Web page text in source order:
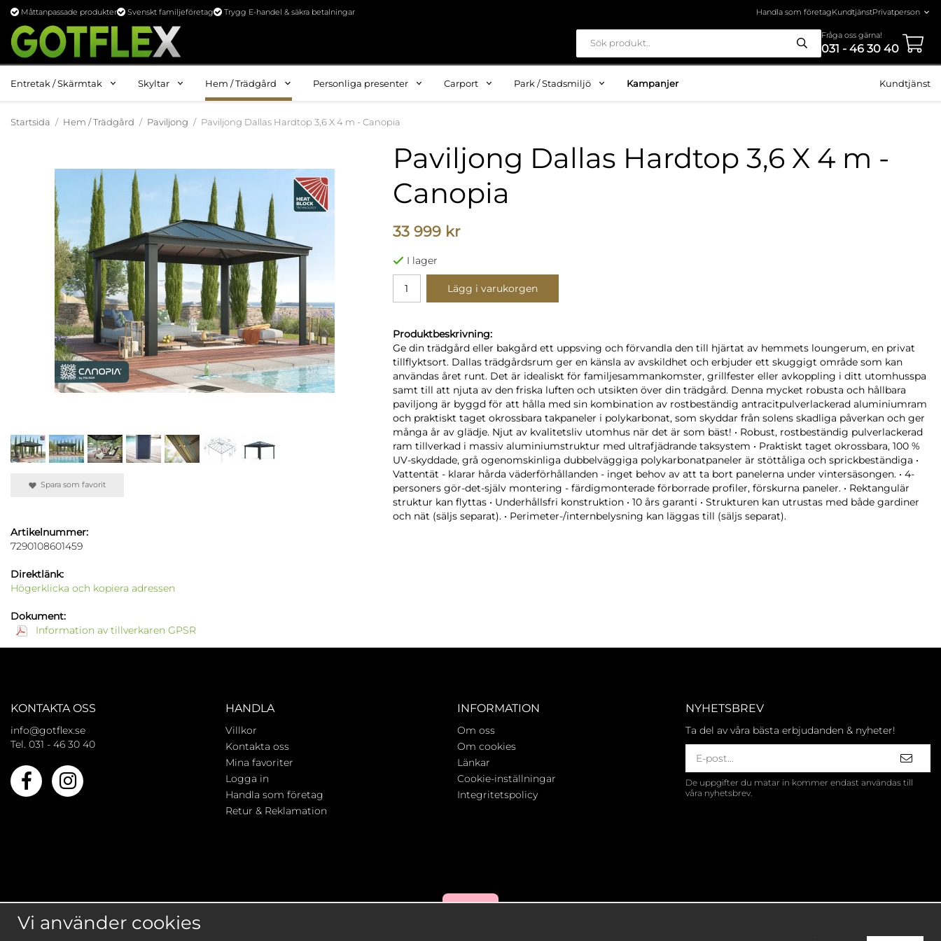
Måttanpassade produkter Svenskt familjeföretag Trygg E-handel & säkra betalningar Handla som företagKundtjänst
Fråga oss gärna!
031 - 46 30 40
Entretak / Skärmtak Skyltar Hem / Trädgård Personliga presenter Carport Park / Stadsmiljö Kampanjer Kundtjänst
Startsida / Hem / Trädgård / Paviljong / Paviljong Dallas Hardtop 3,6 X 4 m - Canopia
Paviljong Dallas Hardtop 3,6 X 4 m -
Canopia
33 999 kr
I lager
Lägg i varukorgen
Produktbeskrivning:
Ge din trädgård eller bakgård ett uppsving och förvandla den till hjärtat av hemmets loungerum, en privat
tillflyktsort. Dallas trädgårdsrum ger en känsla av avskildhet och erbjuder ett skuggigt område som kan
användas året runt. Det är idealiskt för familjesammankomster, grillfester eller avkoppling i ditt utomhusspa
samt till att njuta av den friska luften och utsikten över din trädgård. Denna mycket robusta och hållbara
paviljong är byggd för att hålla med sin kombination av rostbeständig antracitpulverlackerad aluminiumram
och praktiskt taget okrossbara takpaneler i polykarbonat, som skyddar från solens skadliga påverkan och ger
många år av glädje. Njut av kvalitetsliv utomhus när det är som bäst! • Robust, rostbeständig pulverlackerad
ram tillverkad i massiv aluminiumstruktur med ultrafjädrande taksystem • Praktiskt taget okrossbara, 100 %
UV-skyddade, grå ogenomskinliga dubbelväggiga polykarbonatpaneler är stöttåliga och sprickbeständiga •
Vattentät - klarar hårda väderförhållanden - inget behov av att ta bort panelerna under vintersäsongen. • 4-
personers gör-det-själv montering - färdigmonterade förborrade profiler, förskurna paneler. • Rektangulär
struktur kan flyttas • Underhållsfri konstruktion • 10 års garanti • Strukturen kan utrustas med både gardiner
och nät (säljs separat). • Perimeter-/internbelysning kan läggas till (säljs separat).
Spara som favorit
Artikelnummer:
7290108601459
Direktlänk:
Högerklicka och kopiera adressen
Dokument:
Information av tillverkaren GPSR
KONTAKTA OSS
info@gotflex.se
Tel. 031 - 46 30 40
HANDLA
Villkor
Kontakta oss
Mina favoriter
Logga in
Handla som företag
Retur & Reklamation
INFORMATION
Om oss
Om cookies
Länkar
Cookie-inställningar
Integritetspolicy
NYHETSBREV
Ta del av våra bästa erbjudanden & nyheter!
De uppgifter du matar in kommer endast användas till
våra nyhetsbrev.
Vi använder cookies